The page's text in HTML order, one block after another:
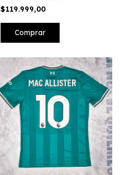
$119.999,00
Comprar